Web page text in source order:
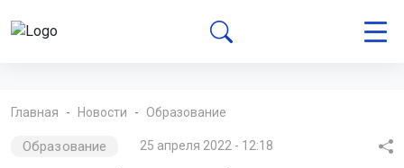
Главная Новости Образование
Образование 25 апреля 2022 - 12:18